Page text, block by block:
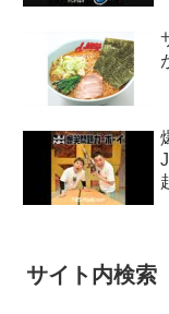
サイト内検索